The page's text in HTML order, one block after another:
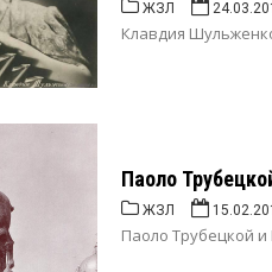
ЖЗЛ
Клавдия
Паоло
ЖЗЛ
Паоло Трубецкой и